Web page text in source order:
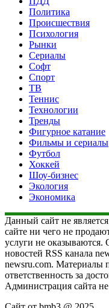
Политика
Происшествия
Психология
Рынки
Сериалы
Софт
Спорт
ТВ
Теннис
Технологии
Тренды
Фигурное катание
Фильмы и сериалы
Футбол
Хоккей
Шоу-бизнес
Экология
Экономика
Данный сайт не
сайте ни чего не
услуги не оказываются.
новостей RSS канала
newsru.com. Материалы
ответственность за
Администрация сайта не